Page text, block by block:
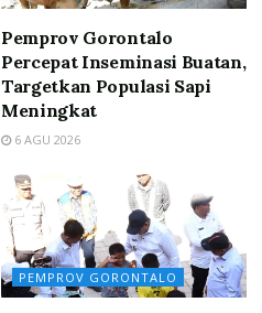
Pemprov Gorontalo
Percepat Inseminasi Buatan,
Targetkan Populasi Sapi
Meningkat
6 AGU 2026
PEMPROV GORONTALO